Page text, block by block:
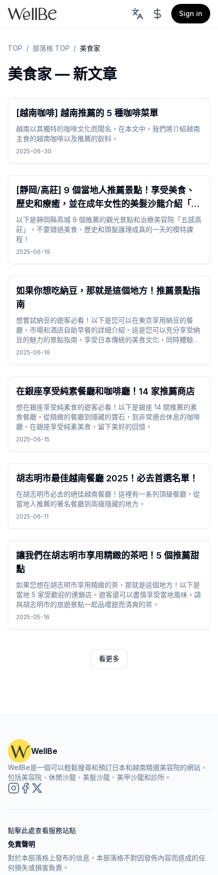
Sign in
TOP / 部落格 TOP / 美食家
美食家 — 新文章
[越南咖啡] 越南推薦的 5 種咖啡菜單
越南以其獨特的咖啡文化而聞名。在本文中，我們將介紹越南
主食的越南咖啡以及推薦的飲料。
2025-06-30
[靜岡/高莊] 9 個當地人推薦景點！享受美食、
歷史和療癒，並在成年女性的美髮沙龍介紹「五
感高居」體驗
以下是靜岡縣高城 9 個推薦的觀光景點和治療美容院「五感高
莊」。不要錯過美食、歷史和頭髮護理成真的一天的模特課
程！
2025-06-19
如果你想吃納豆，那就是這個地方！推薦景點指
南
想嘗試納豆的遊客必看！以下是您可以在東京享用納豆的餐
廳，市場和酒店自助早餐的詳細介紹。這是您可以充分享受納
豆的魅力的景點指南。享受日本傳統的美食文化，同時體驗納
豆的獨特風味和質地。一定要在觀光之間停下來！
2025-06-16
在銀座享受純素餐廳和咖啡廳！14 家推薦商店
想在銀座享受純素食的遊客必看！以下是銀座 14 間推薦的素
食餐廳，從精緻的餐廳到隱藏的寶石，到非常適合休息的咖啡
廳。在銀座享受純素美食，留下美好的回憶。
2025-06-15
胡志明市最佳越南餐廳 2025！必去首選名單！
在胡志明市必去的絕佳越南餐廳！這裡有一系列頂級餐廳，從
當地人推薦的著名餐廳到高級隱藏的地方。
2025-06-11
讓我們在胡志明市享用精緻的茶吧！5 個推薦甜
點
如果您想在胡志明市享用精緻的茶，那就是這個地方！以下是
當地 5 家受歡迎的連鎖店。遊客還可以盡情享受當地風味。請
與胡志明市的旅遊景點一起品嚐甜而清爽的茶。
2025-05-16
看更多
WellBe
WellBe是一個可以輕鬆搜尋和預訂日本和越南精選美容院的網站，
包括美容院、休閒沙龍、美髮沙龍、美甲沙龍和診所。
點擊此處查看服務站點
免責聲明
對於本部落格上發布的信息，本部落格不對因發佈內容而造成的任
何損失或損害負責。